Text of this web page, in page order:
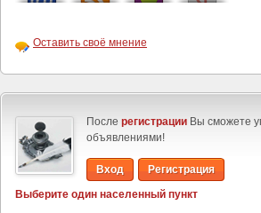
Оставить своё мнение
После регистрации Вы сможете
объявлениями!
Вход
Регистрация
Выберите один населенный пункт